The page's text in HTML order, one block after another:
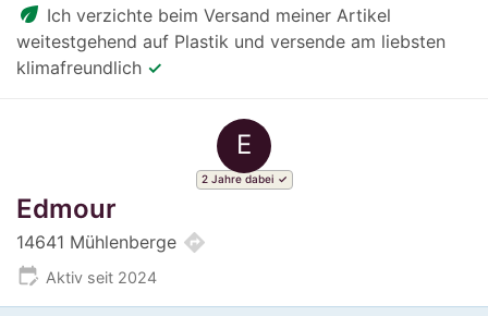
eco Ich verzichte beim Versand meiner Artikel
weitestgehend auf Plastik und versende am liebsten
klimafreundlich ✓
E
2 Jahre dabei
Edmour
14641 Mühlenberge directions
edit_calendar Aktiv seit 2024